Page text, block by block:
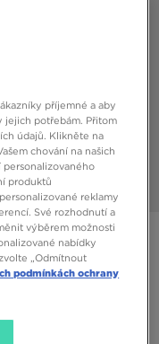
příjemné a aby
jejich potřebám. Přitom
údajů. Klikněte na
chování na našich
produktů
reklamy
Své rozhodnutí a
výběrem možnosti
nabídky
„Odmítnout
podmínkách ochrany